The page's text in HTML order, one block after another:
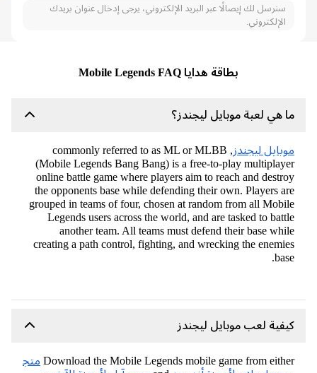
سنرسل لك إيصالًا عبر البريد الإلكتروني، يرجى إدخال عنوان بريدك
الإلكتروني.
بطاقة هدايا Mobile Legends FAQ
هي لعبة موبايل ليجندز؟
ليجندز
, commonly referred to as ML or MLBB
(Mobile Legends Bang Bang) is a free-to-play
online battle game where players aim to reach and
the opponents base while defending their own. Players
grouped in teams of four, chosen at random from all
Legends users across the world, and are tasked to
another team. All teams must defend their base
creating a path control, fighting, and wrecking the
لعب موبايل ليجندز
Download the Mobile Legends mobile game from متج